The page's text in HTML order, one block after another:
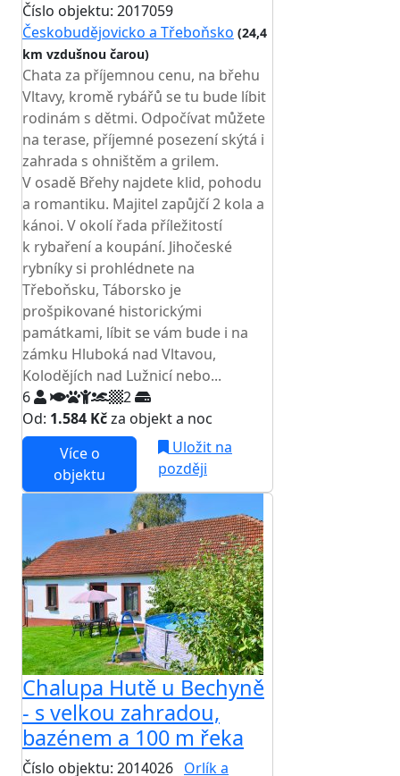
Číslo objektu: 2017059
Českobudějovicko a Třeboňsko (24,4
km vzdušnou čarou)
Chata za příjemnou cenu, na břehu
Vltavy, kromě rybářů se tu bude líbit
rodinám s dětmi. Odpočívat můžete
na terase, příjemné posezení skýtá i
zahrada s ohništěm a grilem.
V osadě Břehy najdete klid, pohodu
a romantiku. Majitel zapůjčí 2 kola a
kánoi. V okolí řada příležitostí
k rybaření a koupání. Jihočeské
rybníky si prohlédnete na
Třeboňsku, Táborsko je
prošpikované historickými
památkami, líbit se vám bude i na
zámku Hluboká nad Vltavou,
Kolodějích nad Lužnicí nebo...
6
2
Od: 1.584 Kčza objekt a noc
Více o
objektu
Uložit na
později
Chalupa Hutě u Bechyně
- s velkou zahradou,
bazénem a 100 m řeka
Číslo objektu: 2014026 Orlík a